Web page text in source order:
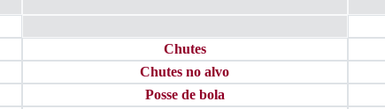
Chutes
Chutes no alvo
Posse de bola